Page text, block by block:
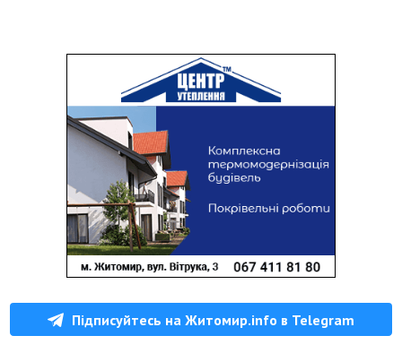
Підписуйтесь на Житомир.info в Telegram